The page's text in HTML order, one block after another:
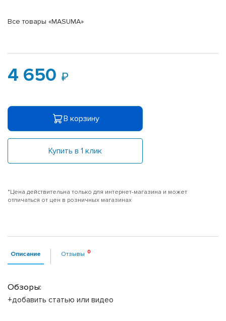
Все товары «MASUMA»
4 650
В корзину
Купить в 1 клик
*Цена действительна только для интернет-магазина и может
отличаться от цен в розничных магазинах
Описание Отзывы
Обзоры:
+добавить статью или видео